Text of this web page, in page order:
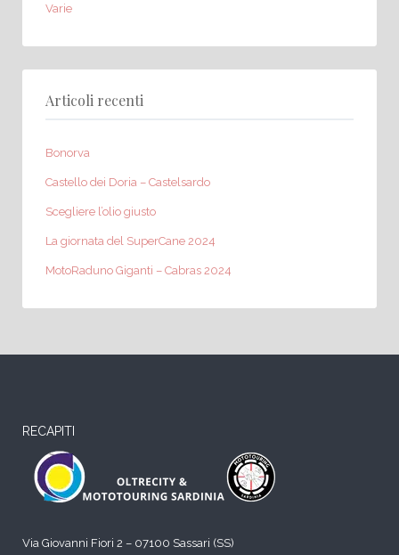
Varie
Articoli recenti
Bonorva
Castello dei Doria – Castelsardo
Scegliere l’olio giusto
La giornata del SuperCane 2024
MotoRaduno Giganti – Cabras 2024
RECAPITI
Via Giovanni Fiori 2 – 07100 Sassari (SS)